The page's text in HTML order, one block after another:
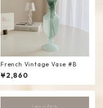
French Vintage Vase #B
¥2,860